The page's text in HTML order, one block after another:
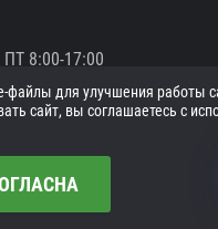
8:00-17:00
файлы для улучшения работы
сайт, вы соглашаетесь с